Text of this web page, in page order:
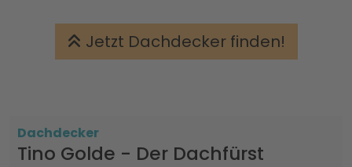
Jetzt Dachdecker finden!
Dachdecker
Tino Golde - Der Dachfürst